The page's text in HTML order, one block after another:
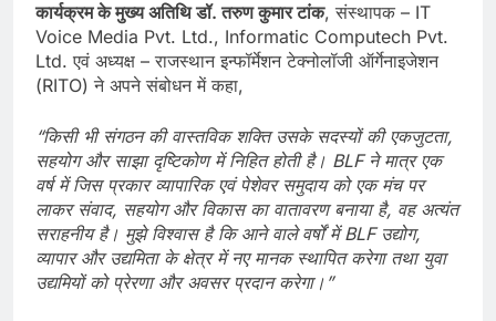
कार्यक्रमकेमुख्यअतिथिडॉ.तरुणकुमारटांक, संस्थापक – IT
Voice Media Pvt. Ltd., Informatic Computech Pvt.
Ltd. एवं अध्यक्ष – राजस्थान इन्फॉर्मेशन टेक्नोलॉजी ऑर्गेनाइजेशन
(RITO) ने अपने संबोधन में कहा,
“किसी भी संगठनकी वास्तविकशक्ति उसके सदस्योंकी एकजुटता,
सहयोगऔर साझा दृष्टिकोणमेंनिहितहोती है। BLF नेमात्रएक
वर्षमेंजिस प्रकारव्यापारिकएवं पेशेवर समुदायको एकमंच पर
लाकर संवाद, सहयोगऔरविकासका वातावरणबनाया है, वहअत्यंत
सराहनीयहै। मुझेविश्वासहैकिआनेवालेवर्षोंमें BLF उद्योग,
व्यापारऔर उद्यमिता केक्षेत्रमें नएमानक स्थापितकरेगा तथा युवा
उद्यमियोंको प्रेरणा औरअवसर प्रदानकरेगा।”